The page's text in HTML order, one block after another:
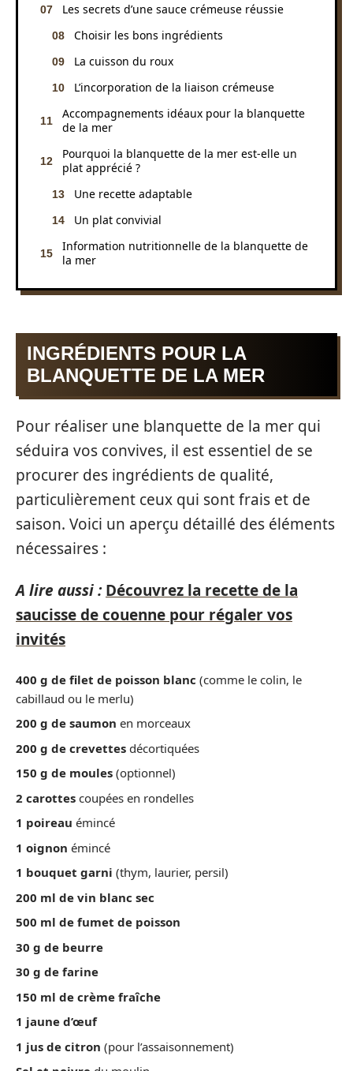
Les secrets d’une sauce crémeuse réussie
Choisir les bons ingrédients
La cuisson du roux
L’incorporation de la liaison crémeuse
Accompagnements idéaux pour la blanquette
de la mer
Pourquoi la blanquette de la mer est-elle un
plat apprécié ?
Une recette adaptable
Un plat convivial
Information nutritionnelle de la blanquette de
la mer
INGRÉDIENTS POUR LA
BLANQUETTE DE LA MER
Pour réaliser une blanquette de la mer qui
séduira vos convives, il est essentiel de se
procurer des ingrédients de qualité,
particulièrement ceux qui sont frais et de
saison. Voici un aperçu détaillé des éléments
nécessaires :
A lire aussi : Découvrez la recette de la
saucisse de couenne pour régaler vos
invités
400 g de filet de poisson blanc (comme le colin, le
cabillaud ou le merlu)
200 g de saumon en morceaux
200 g de crevettes décortiquées
150 g de moules (optionnel)
2 carottes coupées en rondelles
1 poireau émincé
1 oignon émincé
1 bouquet garni (thym, laurier, persil)
200 ml de vin blanc sec
500 ml de fumet de poisson
30 g de beurre
30 g de farine
150 ml de crème fraîche
1 jaune d’œuf
1 jus de citron (pour l’assaisonnement)